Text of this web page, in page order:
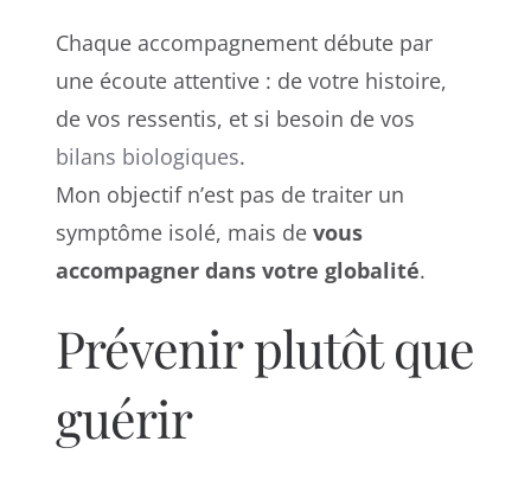
Chaque accompagnement débute par
une écoute attentive : de votre histoire,
de vos ressentis, et si besoin de vos
bilans biologiques.
Mon objectif n’est pas de traiter un
symptôme isolé, mais de vous
accompagner dans votre globalité.
Prévenir plutôt que
guérir